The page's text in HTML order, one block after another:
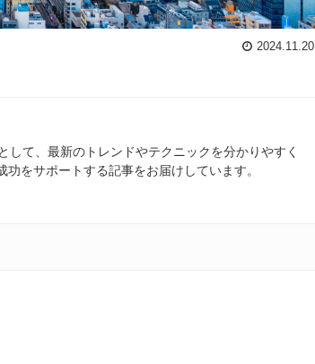
2024.11.20
して、最新のトレンドやテクニックを分かりやすく
をサポートする記事をお届けしています。